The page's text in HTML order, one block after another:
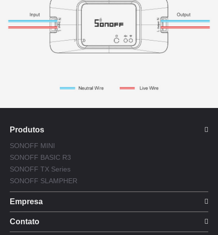
Produtos
SONOFF MINI
SONOFF BASIC R3
SONOFF TX Series
SONOFF SLAMPHER
Empresa
Contato